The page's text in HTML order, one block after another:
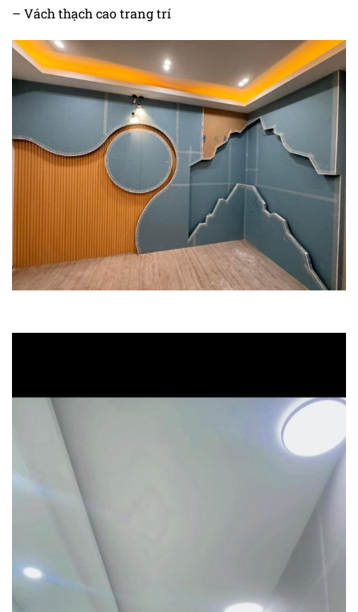
– Vách thạch cao trang trí